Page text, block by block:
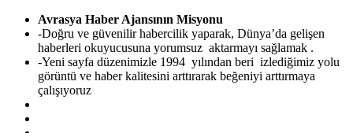
Avrasya Haber Ajansının Misyonu
-Doğru ve güvenilir habercilik yaparak, Dünya’da gelişen
haberleri okuyucusuna yorumsuz aktarmayı sağlamak .
-Yeni sayfa düzenimizle 1994 yılından beri izlediğimiz yolu
görüntü ve haber kalitesini arttırarak beğeniyi arttırmaya
çalışıyoruz